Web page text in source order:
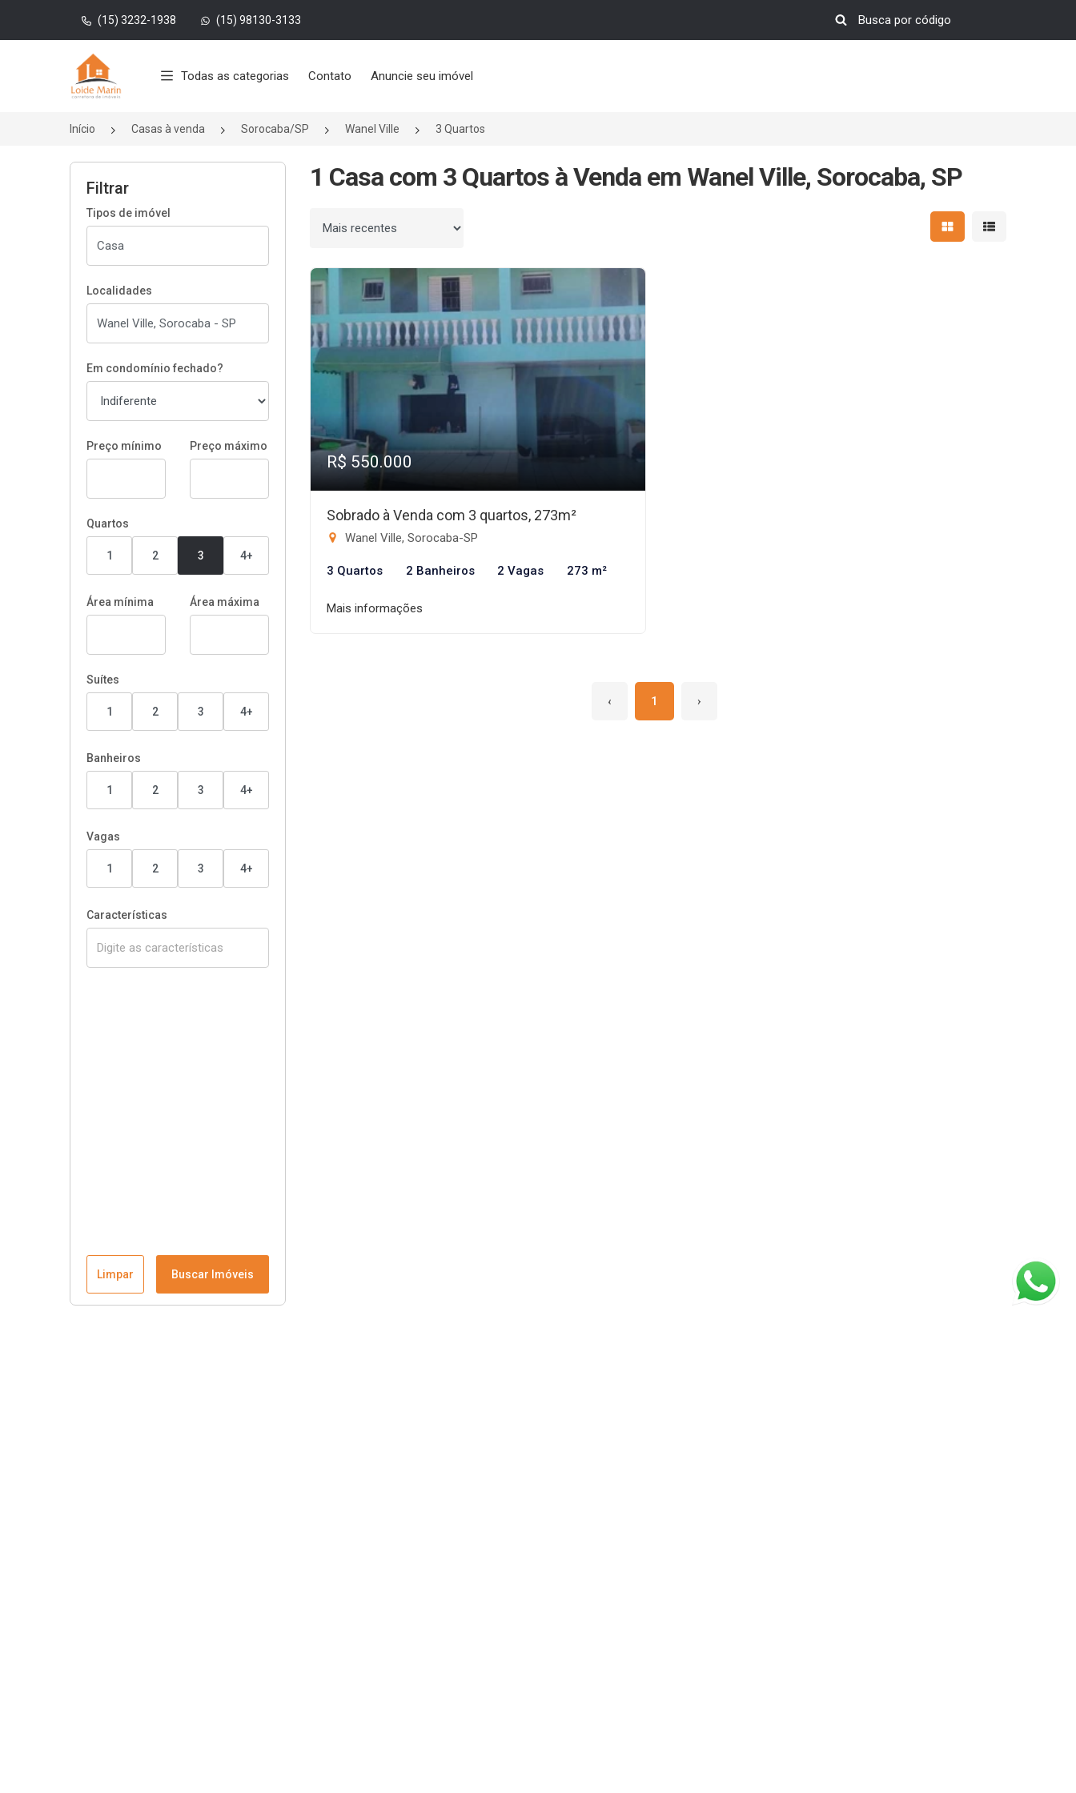
(15) 3232-1938 (15) 98130-3133
Página inicial
Todas as categorias Contato Anuncie seu imóvel
Início Casas à venda Sorocaba/SP Wanel Ville 3 Quartos
Filtrar
Tipos de imóvel
Localidades
Em condomínio fechado?
Preço mínimo Preço máximo
Quartos
1 2 3 4+
Área mínima Área máxima
Suítes
1 2 3 4+
Banheiros
1 2 3 4+
Vagas
1 2 3 4+
Características
Limpar Buscar Imóveis
1 Casa com 3 Quartos à Venda em Wanel Ville, Sorocaba, SP
Ordenar por Mostrar resultados em
Mostrar
R$ 550.000
Sobrado à Venda com 3 quartos, 273m²
Wanel Ville, Sorocaba-SP
3 Quartos 2 Banheiros 2 Vagas 273 m²
Mais informações
‹ 1 ›